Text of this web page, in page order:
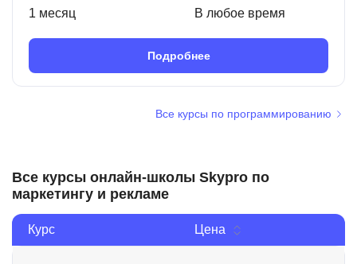
1 месяц В любое время
Подробнее
Все курсы по программированию
Все курсы онлайн-школы Skypro по
маркетингу и рекламе
Курс Цена